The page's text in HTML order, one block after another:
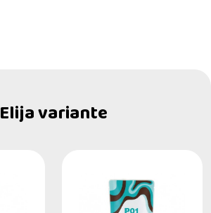
Elija variante